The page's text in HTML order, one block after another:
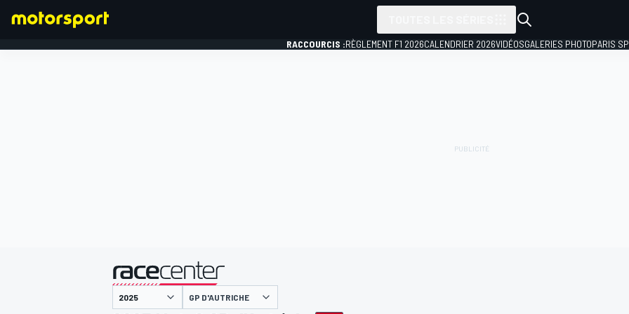
RACCOURCIS :RÈGLEMENT F1 2026CALENDRIER 2026VIDÉOSGALERIES PHOTOPARIS
présenté par
GP D'AUTRICHE